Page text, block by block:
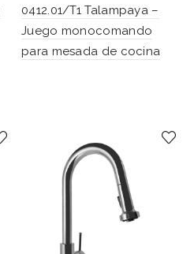
0412.01/T1 Talampaya –
Juego monocomando
para mesada de cocina